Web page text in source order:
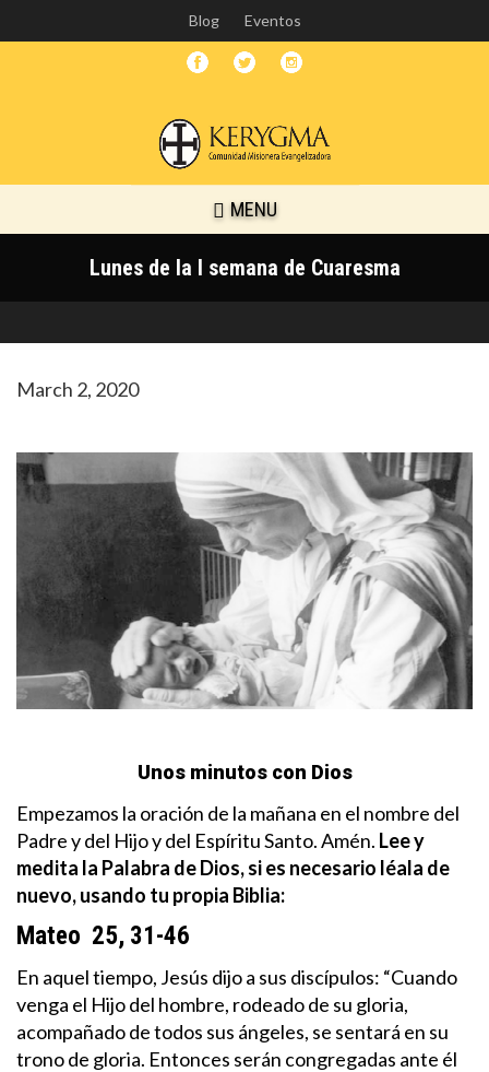
Skip
to
main
Blog Eventos
MENU
Lunes de la I semana de Cuaresma
March 2, 2020
Unos minutos con Dios
Empezamos la oración de la mañana en el nombre del
Padre y del Hijo y del Espíritu Santo. Amén. Lee y
medita la Palabra de Dios, si es necesario léala de
nuevo, usando tu propia Biblia:
Mateo 25, 31-46
En aquel tiempo, Jesús dijo a sus discípulos: “Cuando
venga el Hijo del hombre, rodeado de su gloria,
acompañado de todos sus ángeles, se sentará en su
trono de gloria. Entonces serán congregadas ante él